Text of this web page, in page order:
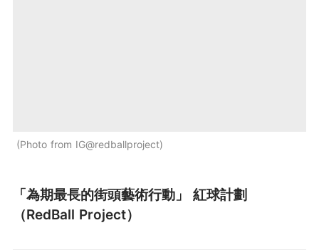
Photo from IG@redballproject
「為期最長的街頭藝術行動」 紅球計劃
（RedBall Project）